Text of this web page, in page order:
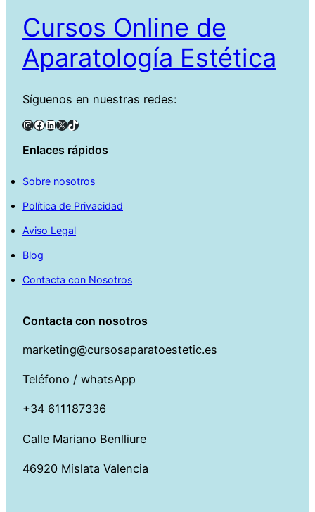
Cursos Online de
Aparatología Estética
Síguenos en nuestras redes:
InstagramFacebook LinkedIn X TikTok
Enlaces rápidos
Sobre nosotros
Política de Privacidad
Aviso Legal
Blog
Contacta con Nosotros
Contacta con nosotros
marketing@cursosaparatoestetic.es
Teléfono / whatsApp
+34 611187336
Calle Mariano Benlliure
46920 Mislata Valencia